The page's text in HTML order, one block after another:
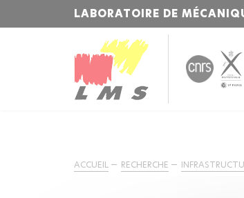
LABORATOIRE DE
ACCUEIL RECHERCHE